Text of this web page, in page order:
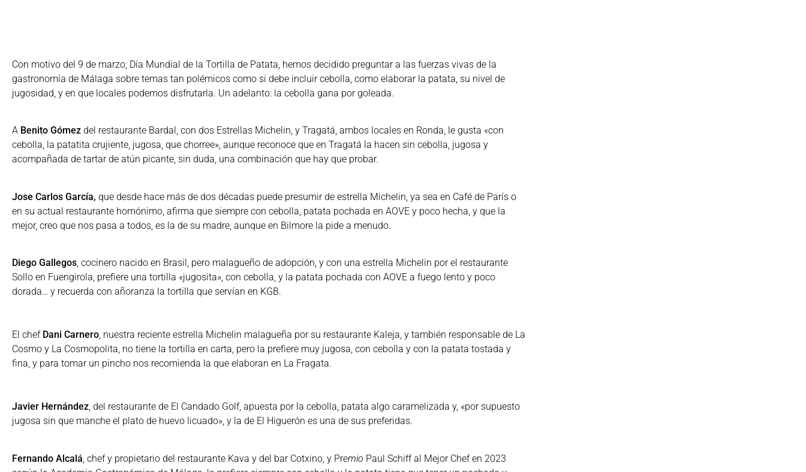
Con motivo del 9 de marzo, Día Mundial de la Tortilla de Patata, hemos decidido preguntar a las fuerzas vivas de la
gastronomía de Málaga sobre temas tan polémicos como si debe incluir cebolla, como elaborar la patata, su nivel de
jugosidad, y en que locales podemos disfrutarla. Un adelanto: la cebolla gana por goleada.
A Benito Gómez del restaurante Bardal, con dos Estrellas Michelin, y Tragatá, ambos locales en Ronda, le gusta «con
cebolla, la patatita crujiente, jugosa, que chorree», aunque reconoce que en Tragatá la hacen sin cebolla, jugosa y
acompañada de tartar de atún picante, sin duda, una combinación que hay que probar.
Jose Carlos García, que desde hace más de dos décadas puede presumir de estrella Michelin, ya sea en Café de París o
en su actual restaurante homónimo, afirma que siempre con cebolla, patata pochada en AOVE y poco hecha, y que la
mejor, creo que nos pasa a todos, es la de su madre, aunque en Bilmore la pide a menudo.
Diego Gallegos, cocinero nacido en Brasil, pero malagueño de adopción, y con una estrella Michelin por el restaurante
Sollo en Fuengirola, prefiere una tortilla «jugosita», con cebolla, y la patata pochada con AOVE a fuego lento y poco
dorada… y recuerda con añoranza la tortilla que servían en KGB.
El chefDani Carnero, nuestra reciente estrella Michelin malagueña por su restaurante Kaleja, y también responsable de La
Cosmo y La Cosmopolita, no tiene la tortilla en carta, pero la prefiere muy jugosa, con cebolla y con la patata tostada y
fina, y para tomar un pincho nos recomienda la que elaboran en La Fragata.
Javier Hernández, del restaurante de El Candado Golf, apuesta por la cebolla, patata algo caramelizada y, «por supuesto
jugosa sin que manche el plato de huevo licuado», y la de El Higuerón es una de sus preferidas.
Fernando Alcalá , chef y propietario del restaurante Kava y del bar Cotxino, y Premio Paul Schiff al Mejor Chef en 2023